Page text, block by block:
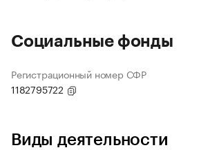
Социальные фонды
Регистрационный номер СФР
1182795722
Виды деятельности